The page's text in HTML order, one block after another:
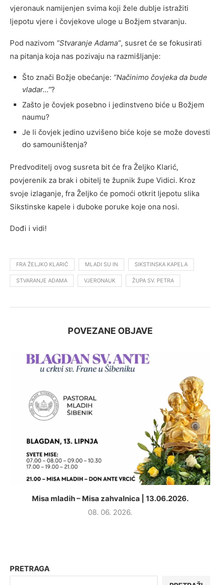
vjeronauk namijenjen svima koji žele dublje istražiti
ljepotu vjere i čovjekove uloge u Božjem stvaranju.
Pod nazivom “Stvaranje Adama”, susret će se fokusirati
na pitanja koja nas pozivaju na razmišljanje:
Što znači Božje obećanje: “Načinimo čovjeka da bude
vladar…”?
Zašto je čovjek posebno i jedinstveno biće u Božjem
naumu?
Je li čovjek jedino uzvišeno biće koje se može dovesti
do samouništenja?
Predvoditelj ovog susreta bit će fra Željko Klarić,
povjerenik za brak i obitelj te župnik župe Vidici. Kroz
svoje izlaganje, fra Željko će pomoći otkrit ljepotu slika
Sikstinske kapele i duboke poruke koje ona nosi.
Dođi i vidi!
FRA ŽELJKO KLARIĆ MLADI SU IN SIKSTINSKA KAPELA
STVARANJE ADAMA VJERONAUK ŽUPA SV. PETRA
POVEZANE OBJAVE
Misa mladih – Misa zahvalnica | 13.06.2026.
08. 06. 2026.
PRETRAGA